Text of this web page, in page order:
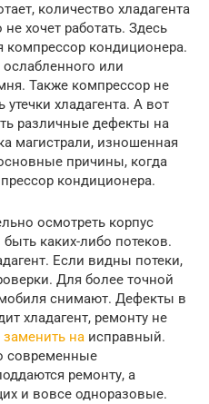
количество хладагента
хочет работать. Здесь
компрессор кондиционера.
или
Также компрессор не
утечки хладагента. А вот
различные дефекты на
магистрали, изношенная
причины, когда
кондиционера.
осмотреть корпус
каких-либо потеков.
Если видны потеки,
Для более точной
снимают. Дефекты в
хладагент, ремонту не
заменить на исправный.
современные
ремонту, а
и вовсе одноразовые.